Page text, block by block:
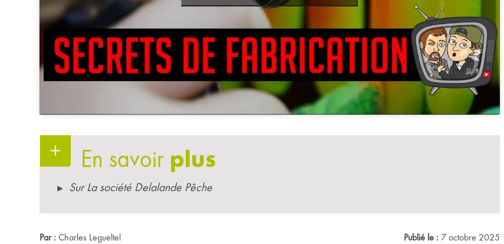
En savoir plus
Sur La société Delalande Pêche
Par : Charles Legueltel Publié le : 7 octobre 2025